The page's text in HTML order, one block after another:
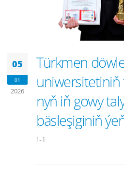
05
01
2026
Türkmen
uniwersitetiniň
nyň iň gowy
bäsleşiginiň
[...]